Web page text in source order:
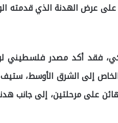
عرض الهدنة الذي قدمته
فقد أكد مصدر فلسطيني
إلى الشرق الأوسط، ستيف
دونالد ترامب، والذي يشمل إطلاق سراح 10 رهائن على